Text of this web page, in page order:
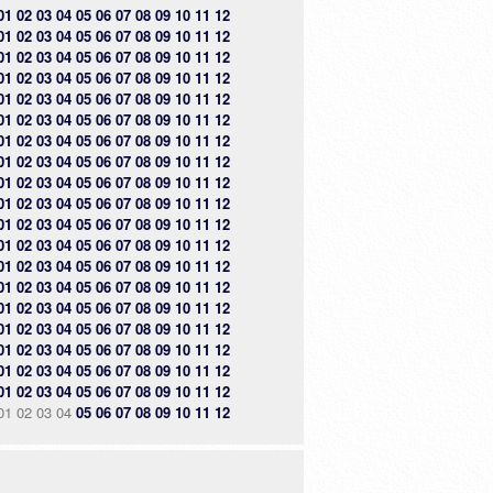
02 03 04 05 06 07 08 09 10 11 12
02 03 04 05 06 07 08 09 10 11 12
02 03 04 05 06 07 08 09 10 11 12
02 03 04 05 06 07 08 09 10 11 12
02 03 04 05 06 07 08 09 10 11 12
02 03 04 05 06 07 08 09 10 11 12
02 03 04 05 06 07 08 09 10 11 12
02 03 04 05 06 07 08 09 10 11 12
02 03 04 05 06 07 08 09 10 11 12
02 03 04 05 06 07 08 09 10 11 12
02 03 04 05 06 07 08 09 10 11 12
02 03 04 05 06 07 08 09 10 11 12
02 03 04 05 06 07 08 09 10 11 12
02 03 04 05 06 07 08 09 10 11 12
02 03 04 05 06 07 08 09 10 11 12
02 03 04 05 06 07 08 09 10 11 12
02 03 04 05 06 07 08 09 10 11 12
02 03 04 05 06 07 08 09 10 11 12
02 03 04 05 06 07 08 09 10 11 12
02 03 04 05 06 07 08 09 10 11 12